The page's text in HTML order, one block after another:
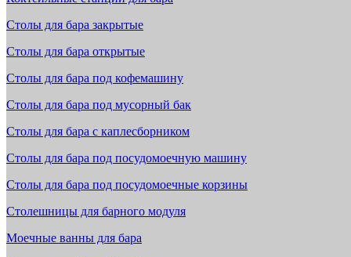
Столы для бара закрытые
Столы для бара открытые
Столы для бара под кофемашину
Столы для бара под мусорный бак
Столы для бара с каплесборником
Столы для бара под посудомоечную машину
Столы для бара под посудомоечные корзины
Столешницы для барного модуля
Моечные ванны для бара